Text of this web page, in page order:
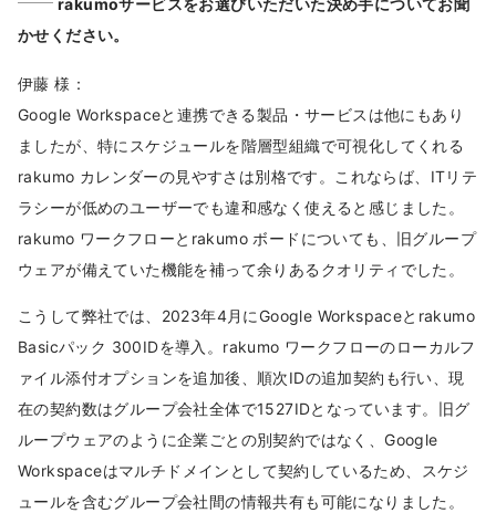
rakumoサービスをお選びいただいた決め手についてお聞
かせください。
伊藤 様：
Google Workspaceと連携できる製品・サービスは他にもあり
ましたが、特にスケジュールを階層型組織で可視化してくれる
rakumo カレンダーの見やすさは別格です。これならば、ITリテ
ラシーが低めのユーザーでも違和感なく使えると感じました。
rakumo ワークフローとrakumo ボードについても、旧グループ
ウェアが備えていた機能を補って余りあるクオリティでした。
こうして弊社では、2023年4月にGoogle Workspaceとrakumo
Basicパック 300IDを導入。rakumo ワークフローのローカルフ
ァイル添付オプションを追加後、順次IDの追加契約も行い、現
在の契約数はグループ会社全体で1527IDとなっています。旧グ
ループウェアのように企業ごとの別契約ではなく、Google
Workspaceはマルチドメインとして契約しているため、スケジ
ュールを含むグループ会社間の情報共有も可能になりました。